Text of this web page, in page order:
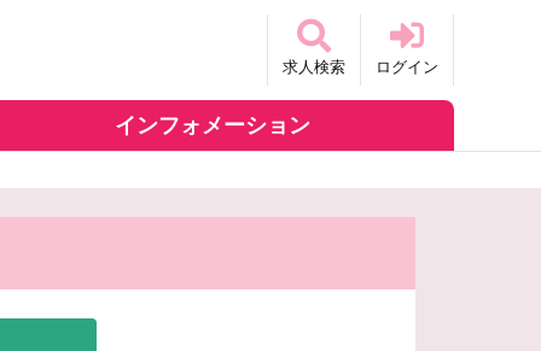
求人検索 ログイン
インフォメーション